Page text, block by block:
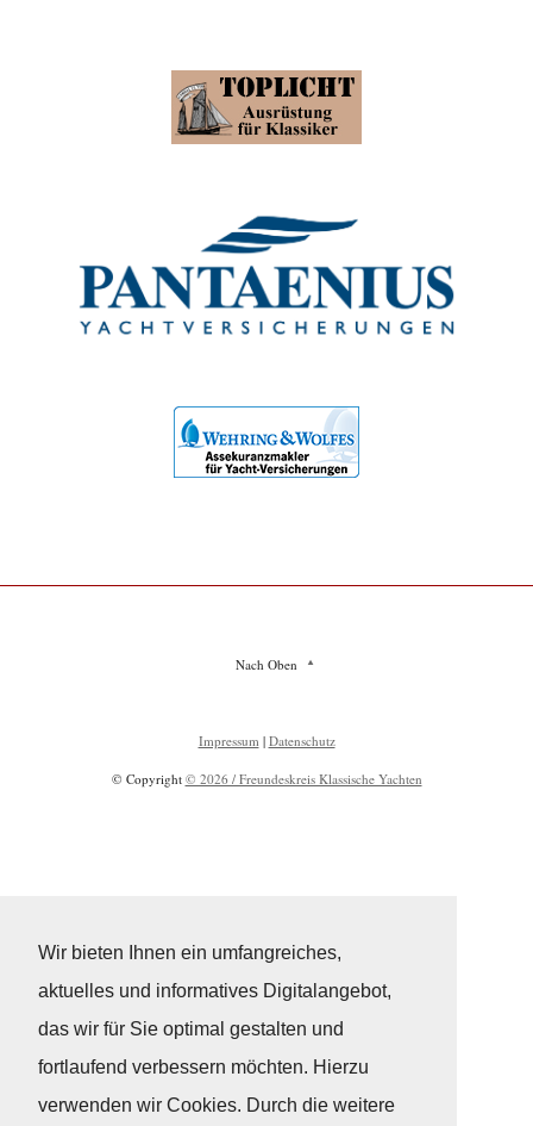
Wir bieten Ihnen ein umfangreiches,
aktuelles und informatives Digitalangebot,
das wir für Sie optimal gestalten und
fortlaufend verbessern möchten. Hierzu
verwenden wir Cookies. Durch die weitere
Nach Oben
Impressum | Datenschutz
© Copyright © 2026 / Freundeskreis Klassische Yachten